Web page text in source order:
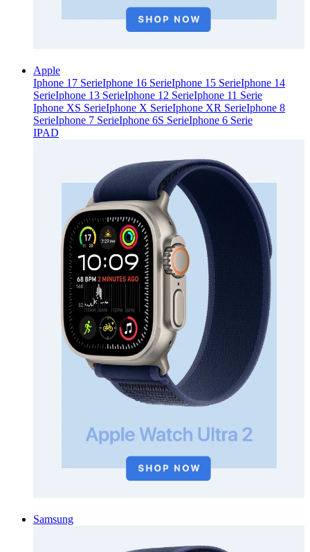
Apple
Iphone 17 SerieIphone 16 SerieIphone 15 SerieIphone 14
SerieIphone 13 SerieIphone 12 SerieIphone 11 Serie
Iphone XS SerieIphone X SerieIphone XR SerieIphone 8
SerieIphone 7 SerieIphone 6S SerieIphone 6 Serie
IPAD
Samsung